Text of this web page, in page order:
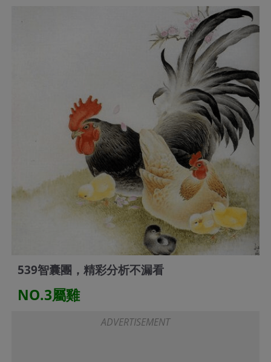
539智囊團，精彩分析不漏看
NO.3屬雞